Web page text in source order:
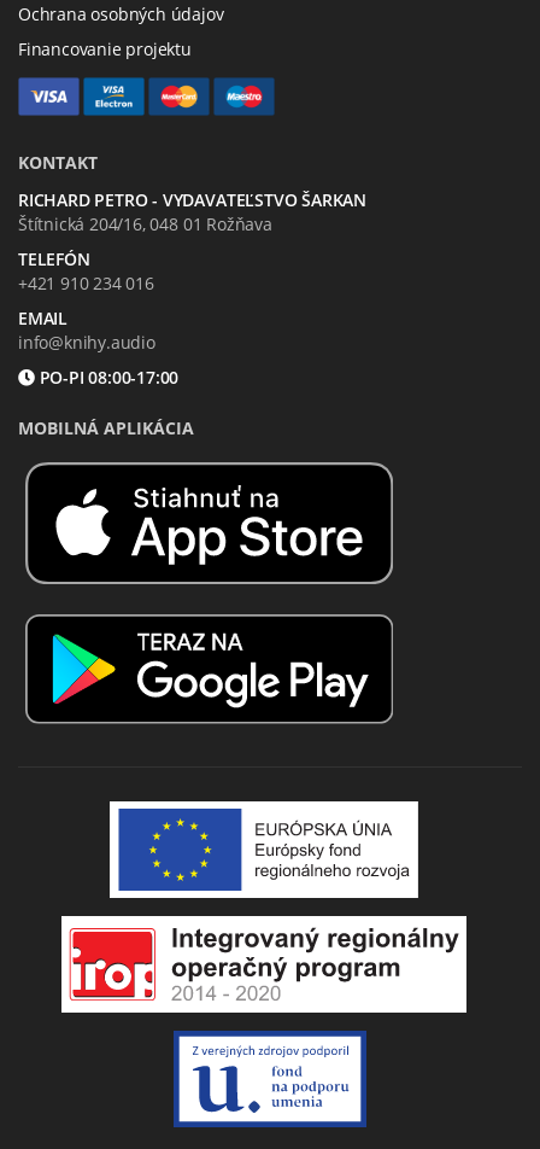
Ochrana osobných údajov
Financovanie projektu
KONTAKT
RICHARD PETRO - VYDAVATEĽSTVO ŠARKAN
Štítnická 204/16, 048 01 Rožňava
TELEFÓN
+421 910 234 016
EMAIL
info@knihy.audio
PO-PI 08:00-17:00
MOBILNÁ APLIKÁCIA